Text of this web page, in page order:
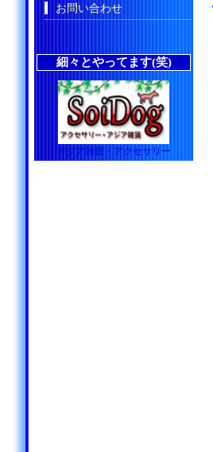
お問い合わせ
細々とやってます(笑)
アジア雑貨・アクセサリー